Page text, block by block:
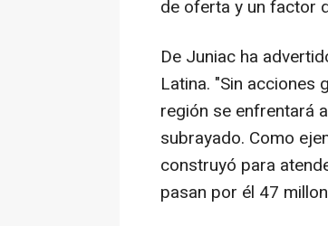
de oferta y un factor
De Juniac ha
Latina. "Sin acciones
región se enfrentará
subrayado. Como
construyó para
pasan por él 47